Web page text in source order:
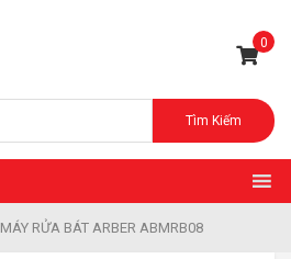
0
Tìm Kiếm
MÁY RỬA BÁT ARBER ABMRB08